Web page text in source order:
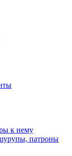
к нему
патроны